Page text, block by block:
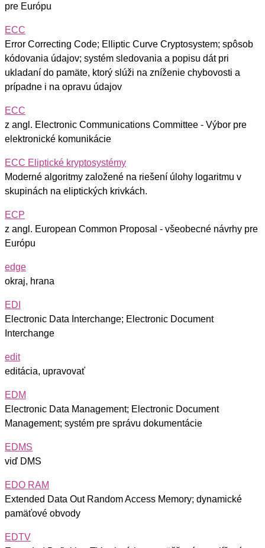
pre Európu
ECC
Error Correcting Code; Elliptic Curve Cryptosystem; spôsob
kódovania údajov; systém sledovania a popisu dát pri
ukladaní do pamäte, ktorý slúži na zníženie chybovosti a
prípadne i na opravu údajov
ECC
z angl. Electronic Communications Committee - Výbor pre
elektronické komunikácie
ECC Eliptické kryptosystémy
Moderné algoritmy založené na riešení úlohy logaritmu v
skupinách na eliptických krivkách.
ECP
z angl. European Common Proposal - všeobecné návrhy pre
Európu
edge
okraj, hrana
EDI
Electronic Data Interchange; Electronic Document
Interchange
edit
editácia, upravovať
EDM
Electronic Data Management; Electronic Document
Management; systém pre správu dokumentácie
EDMS
viď DMS
EDO RAM
Extended Data Out Random Access Memory; dynamické
pamäťové obvody
EDTV